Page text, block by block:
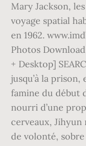
Mary Jackson,
voyage spatial
en 1962.
Photos
+ Desktop]
jusqu’à la
famine du début
nourri d’une
cerveaux,
de volonté,